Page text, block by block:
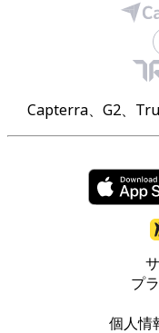
Capterra、G2、
プ
個人情